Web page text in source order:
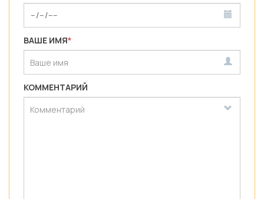
ВАШЕ ИМЯ*
КОММЕНТАРИЙ